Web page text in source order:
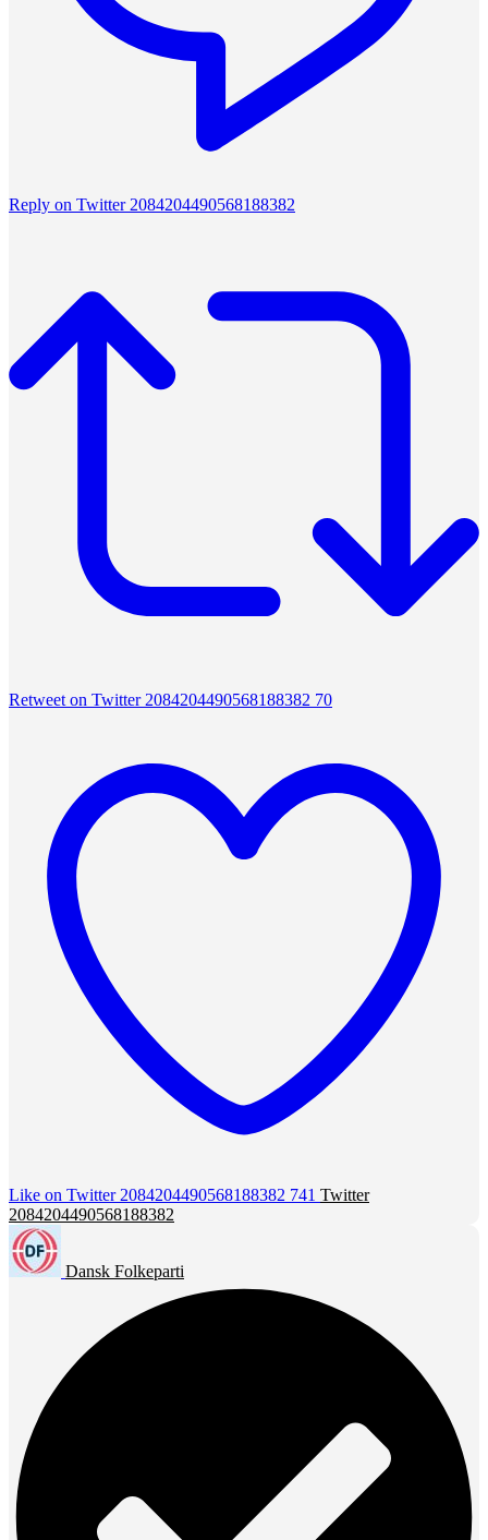
Reply on Twitter 2084204490568188382
Retweet on Twitter 2084204490568188382 70
Like on Twitter 2084204490568188382 741 Twitter
2084204490568188382
Dansk Folkeparti